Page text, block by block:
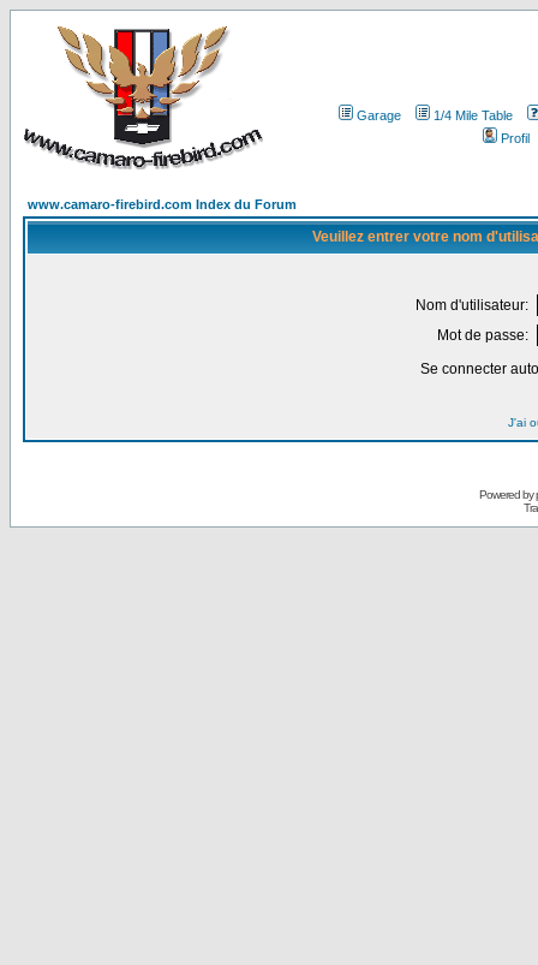
Garage
1/4 Mile Table
Profil
www.camaro-firebird.com Index du Forum
Veuillez entrer votre nom
Nom d'utilisateur:
Mot de passe:
Se connecter
J'ai
Powered by